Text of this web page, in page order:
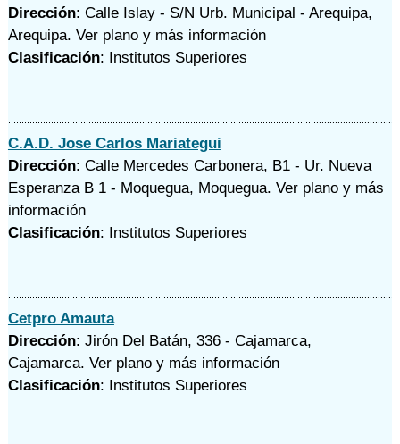
Dirección: Calle Islay - S/N Urb. Municipal - Arequipa,
Arequipa. Ver plano y más información
Clasificación: Institutos Superiores
C.A.D. Jose Carlos Mariategui
Dirección: Calle Mercedes Carbonera, B1 - Ur. Nueva
Esperanza B 1 - Moquegua, Moquegua. Ver plano y más
información
Clasificación: Institutos Superiores
Cetpro Amauta
Dirección: Jirón Del Batán, 336 - Cajamarca,
Cajamarca. Ver plano y más información
Clasificación: Institutos Superiores